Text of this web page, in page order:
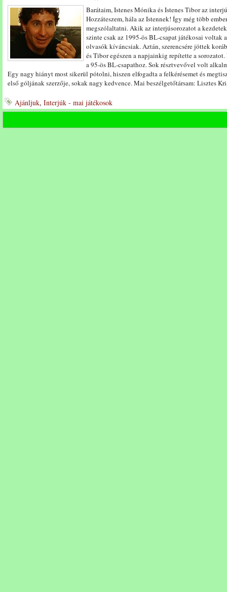
Barátaim, Istenes Mónika és Istenes Tibor az
Hozzáteszem, hála az Istennek! Így még több
megszólaltatni. Akik az interjúsorozatot a
szinte csak az 1995-ös BL-csapat játékosai voltak
olvasók kíváncsiak. Aztán, szerencsére jöttek
és Tibor egészen a napjainkig repítette a
a 95-ös BL-csapathoz. Sok résztvevővel volt
Egy nagy hiányt most sikerül pótolni, hiszen elfogadta a felkérésemet és
első góljának szerzője, sokak nagy kedvence. Mai beszélgetőtársam: Lisztes
Ajánljuk, Interjúk - mai játékosok